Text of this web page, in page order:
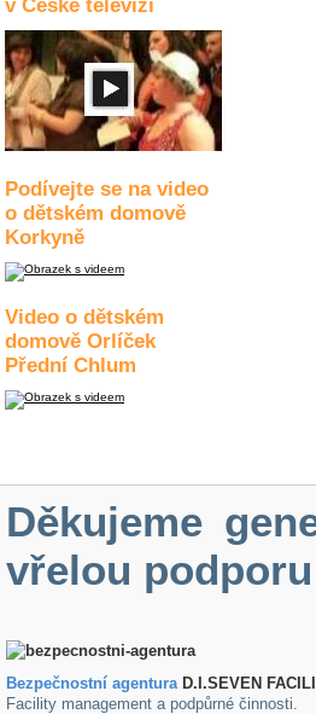
v České televizi
Podívejte se na video
o dětském domově
Korkyně
Video o dětském
domově Orlíček
Přední Chlum
Děkujeme
vřelou
Bezpečnostní agenturaD.I.SEVEN
Facility management a podpůrné činnosti.